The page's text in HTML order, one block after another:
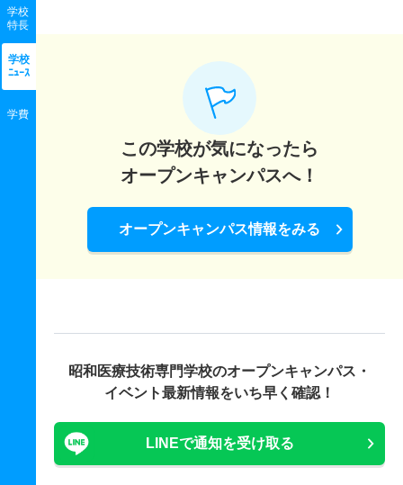
学校
特長
学校
ﾆｭｰｽ
学費
この学校が気になったら
オープンキャンパスへ！
オープンキャンパス情報をみる
昭和医療技術専門学校のオープンキャンパス・
イベント最新情報をいち早く確認！
LINEで通知を受け取る